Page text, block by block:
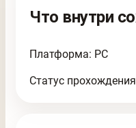
Что внутри
Платформа: PC
Статус